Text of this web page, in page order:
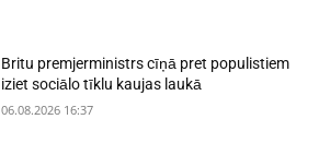
Britu premjerministrs cīņā pret populistiem
iziet sociālo tīklu kaujas laukā
06.08.2026 16:37